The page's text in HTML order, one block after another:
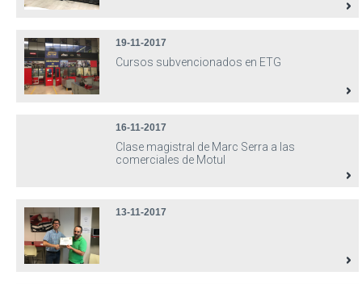
19-11-2017
Cursos subvencionados en ETG
16-11-2017
Clase magistral de Marc Serra a las
comerciales de Motul
13-11-2017